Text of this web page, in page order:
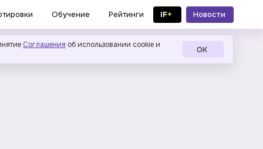
Обучение Рейтинги IF+
Новости
в MAX
Соглашения об использовании cookie и
ОК